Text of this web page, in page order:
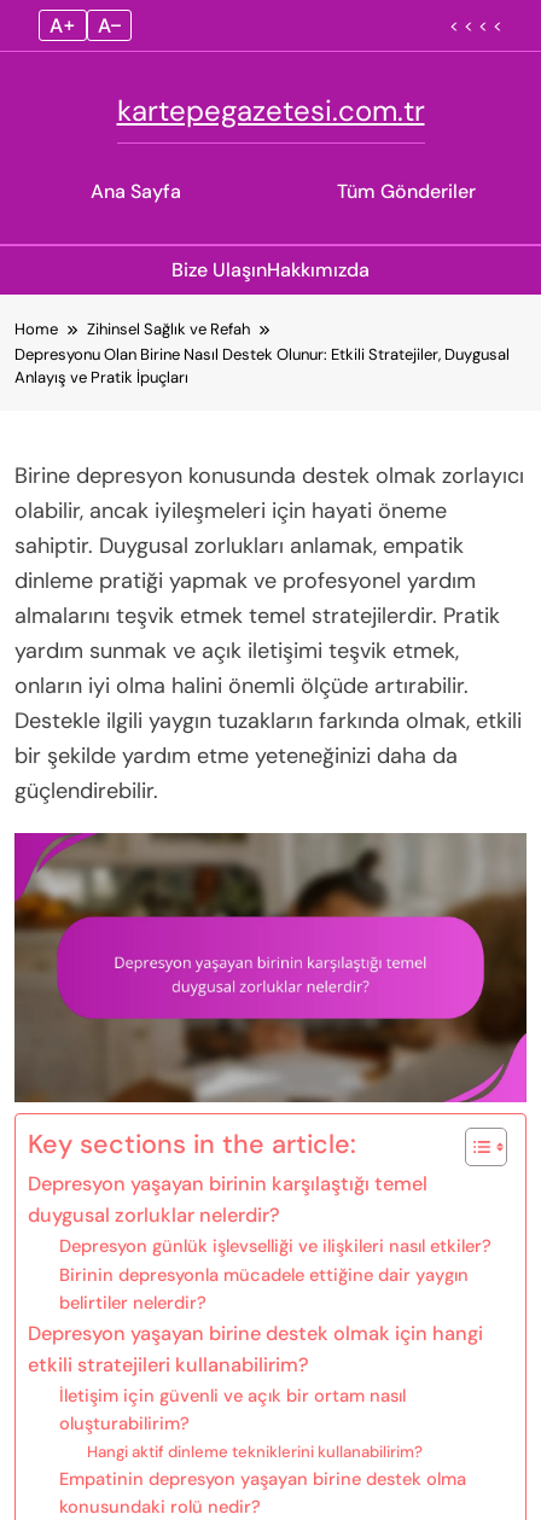
A+ A– < < < <
Ana Sayfa
kartepegazetesi.com.tr
Tüm Gönderiler
Bize UlaşınHakkımızda
to
content
Home
Zihinsel Sağlık ve Refah
Depresyonu Olan Birine Nasıl Destek Olunur: Etkili Stratejiler, Duygusal
Anlayış ve Pratik İpuçları
Birine depresyon konusunda destek olmak zorlayıcı
olabilir, ancak iyileşmeleri için hayati öneme
sahiptir. Duygusal zorlukları anlamak, empatik
dinleme pratiği yapmak ve profesyonel yardım
almalarını teşvik etmek temel stratejilerdir. Pratik
yardım sunmak ve açık iletişimi teşvik etmek,
onların iyi olma halini önemli ölçüde artırabilir.
Destekle ilgili yaygın tuzakların farkında olmak, etkili
bir şekilde yardım etme yeteneğinizi daha da
güçlendirebilir.
Key sections in the article:
Depresyon yaşayan birinin karşılaştığı temel
duygusal zorluklar nelerdir?
Depresyon günlük işlevselliği ve ilişkileri nasıl etkiler?
Birinin depresyonla mücadele ettiğine dair yaygın
belirtiler nelerdir?
Depresyon yaşayan birine destek olmak için hangi
etkili stratejileri kullanabilirim?
İletişim için güvenli ve açık bir ortam nasıl
oluşturabilirim?
Hangi aktif dinleme tekniklerini kullanabilirim?
Empatinin depresyon yaşayan birine destek olma
konusundaki rolü nedir?